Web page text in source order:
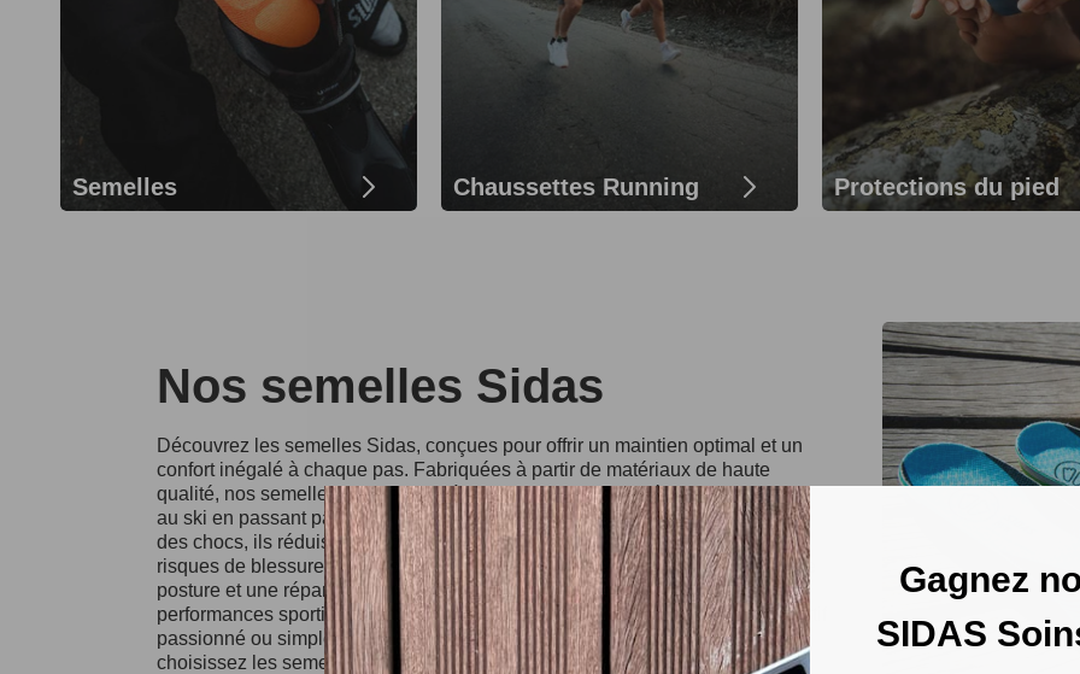
Semelles Chaussettes Running Protections du pied
Nos semelles Sidas
Découvrez les semelles Sidas, conçues pour offrir un maintien optimal et un
confort inégalé à chaque pas. Fabriquées à partir de matériaux de haute
qualité, nos semelles conviennent à divers sports et activités, allant du tennis
au ski en passant par la course à pied. Grâce à leur technologie d'absorption
des chocs, ils réduisent l'impact sur vos articulations, minimisant ainsi les
risques de blessures. Les semelles Sidas favorisent également une meilleure
posture et une répartition équilibrée du poids, améliorant ainsi vos
performances sportives et votre confort au quotidien. Que vous soyez un sportif
passionné ou simplement à la recherche d'un meilleur maintien du pied,
choisissez les semelles Sidas pour une expérience de marche et de sport
Gagnez
SIDAS